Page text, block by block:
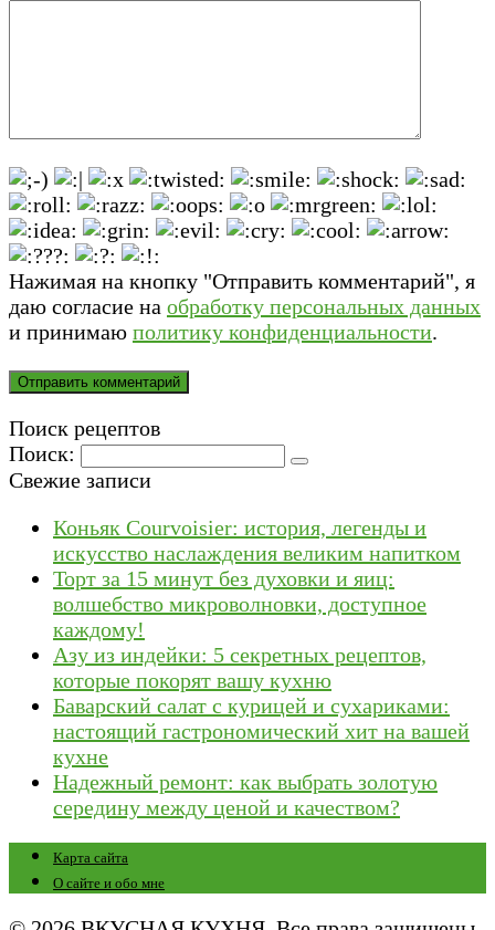
Нажимая на кнопку "Отправить комментарий", я
даю согласие на обработку персональных данных
и принимаю политику конфиденциальности.
Поиск рецептов
Поиск:
Свежие записи
Коньяк Courvoisier: история, легенды и
искусство наслаждения великим напитком
Торт за 15 минут без духовки и яиц:
волшебство микроволновки, доступное
каждому!
Азу из индейки: 5 секретных рецептов,
которые покорят вашу кухню
Баварский салат с курицей и сухариками:
настоящий гастрономический хит на вашей
кухне
Надежный ремонт: как выбрать золотую
середину между ценой и качеством?
Карта сайта
О сайте и обо мне